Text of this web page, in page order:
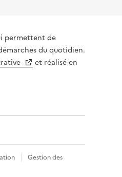
permettent de
du quotidien.
et réalisé en
Gestion des